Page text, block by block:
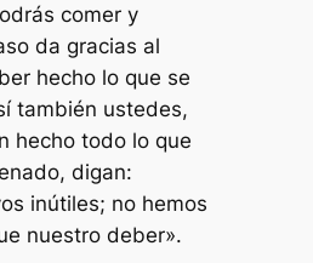
comer y
da gracias al
hecho lo que se
también ustedes,
hecho todo lo que
digan:
inútiles; no hemos
nuestro deber».